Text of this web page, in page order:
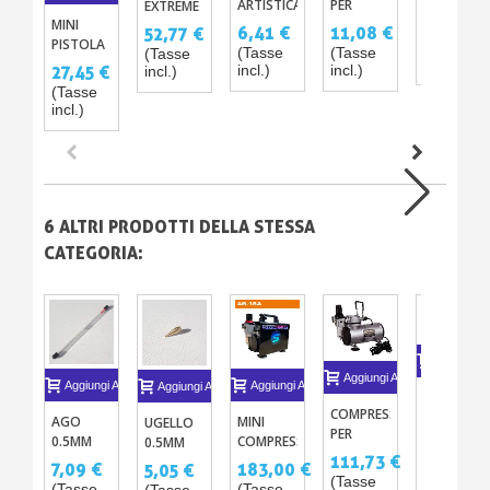
MINI
PISTOLA
A
SPRUZZO
HVLP
0.8MM
CROMATA
27,45 €
(Tasse
incl.)
EXTREME
52,77 €
(Tasse
incl.)
ARTISTICA
PRO – 47
VERNICI
ACRILICHE-
PU PER
6,41 €
(Tasse
incl.)
PER
ASCIUGARE
LA
CARROZZERIA
TACKCLOTH
ANTIPOLVERE
11,08 €
(Tasse
incl.)
6 ALTRI PRODOTTI DELLA STESSA
CATEGORIA:
Aggiungi Al Carrello
AGO
0.5MM
PER
AEROGRAFO
7,09 €
Aggiungi Al Carrello
UGELLO
0.5MM
PER
AEROGRAFO
5,05 €
Aggiungi Al Carrello
MINI
COMPRESSORE
D'ARIA
PER
183,00 €
Aggiungi Al Carrello
COMPRESSORE
PER
AEROGRAFO
111,73 €
(Tasse